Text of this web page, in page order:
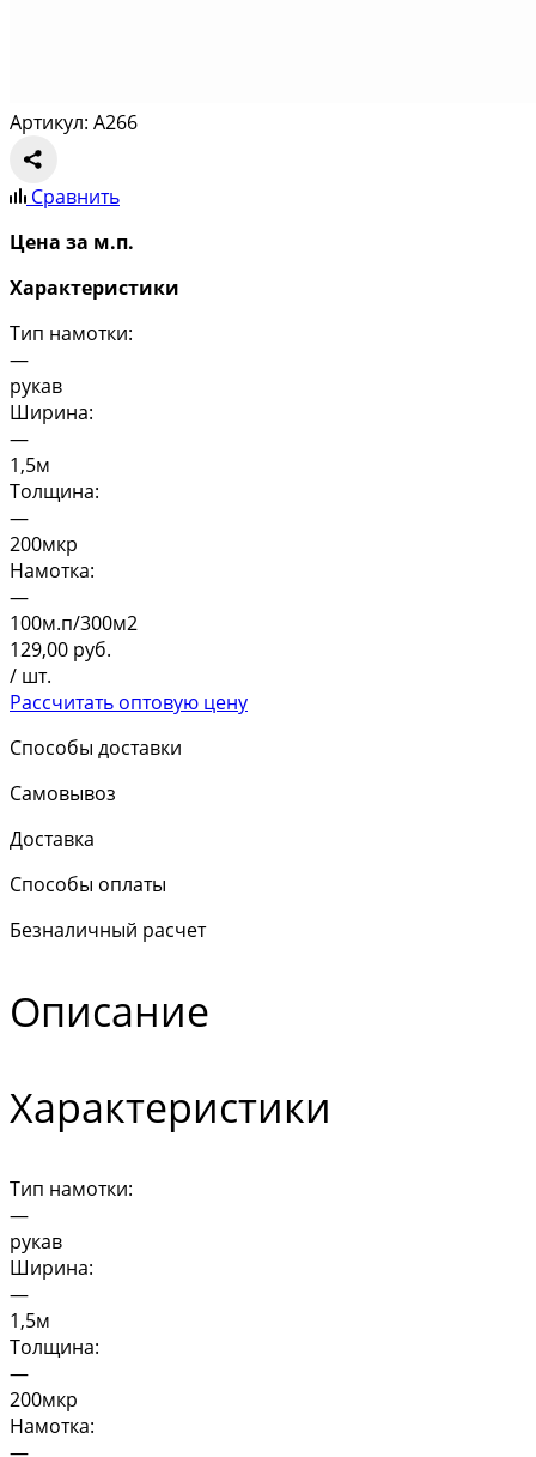
Артикул: A266
Сравнить
Цена за м.п.
Характеристики
Тип намотки:
—
рукав
Ширина:
—
1,5м
Толщина:
—
200мкр
Намотка:
—
100м.п/300м2
129,00 руб.
/ шт.
Рассчитать оптовую цену
Способы доставки
Самовывоз
Доставка
Способы оплаты
Безналичный расчет
Описание
Характеристики
Тип намотки:
—
рукав
Ширина:
—
1,5м
Толщина:
—
200мкр
Намотка:
—